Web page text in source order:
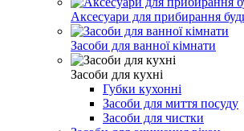
Аксесуари для прибирання
Засоби для ванної кімнати
Засоби для кухні
Губки кухонні
Засоби для миття посуду
Засоби для чистки